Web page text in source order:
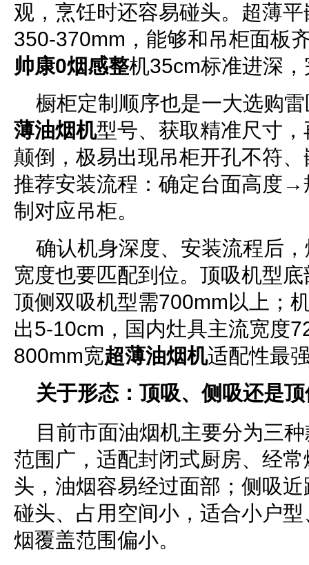
观，烹饪时还容易碰头。超薄
350-370mm，能够和吊柜面板
帅康0烟感整机35cm标准进深
橱柜定制顺序也是一大选购
薄油烟机型号、获取精准尺寸
颠倒，极易出现吊柜开孔不符
推荐安装流程：确定台面高度
制对应吊柜。
确认机身深度、安装流程后
宽度也要匹配到位。顶吸机型
顶侧双吸机型需700mm以上；
出5-10cm，国内灶具主流宽度
800mm宽超薄油烟机适配性最
关于形态：顶吸、侧吸还是顶
目前市面油烟机主要分为三
范围广，适配封闭式厨房、经
头，油烟容易经过面部；侧吸
碰头、占用空间小，适合小户
烟覆盖范围偏小。